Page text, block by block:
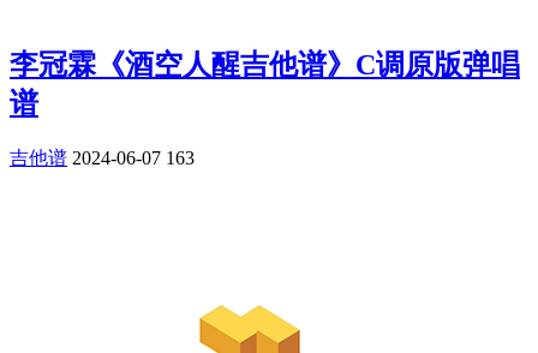
李冠霖《酒空人醒吉他谱》C调原版弹唱
谱
吉他谱 2024-06-07 163